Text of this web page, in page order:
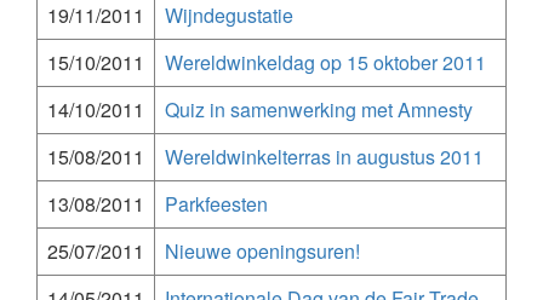
19/11/2011
Wijndegustatie
15/10/2011
Wereldwinkeldag op 15 oktober 2011
14/10/2011
Quiz in samenwerking met Amnesty
15/08/2011
Wereldwinkelterras in augustus 2011
13/08/2011
Parkfeesten
25/07/2011
Nieuwe openingsuren!